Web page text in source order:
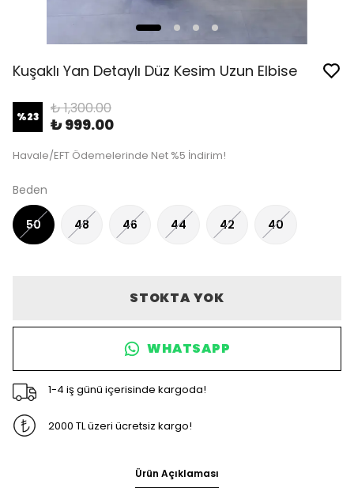
Kuşaklı Yan Detaylı Düz Kesim Uzun Elbise
%23 ₺ 1,300.00
₺ 999.00
Havale/EFT Ödemelerinde Net %5 İndirim!
Beden
50 48 46 44 42 40
STOKTA YOK
WHATSAPP
1-4 iş günü içerisinde kargoda!
2000 TL üzeri ücretsiz kargo!
Ürün Açıklaması